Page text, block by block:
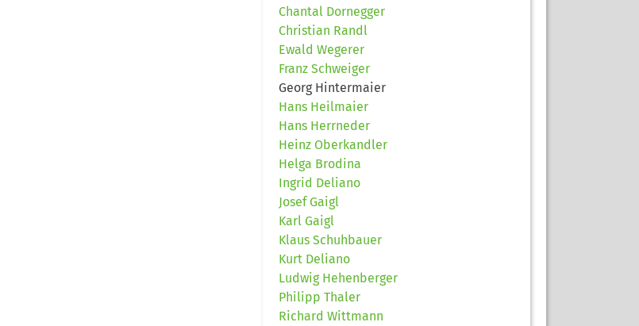
Chantal Dornegger
Christian Randl
Ewald Wegerer
Franz Schweiger
Georg Hintermaier
Hans Heilmaier
Hans Herrneder
Heinz Oberkandler
Helga Brodina
Ingrid Deliano
Josef Gaigl
Karl Gaigl
Klaus Schuhbauer
Kurt Deliano
Ludwig Hehenberger
Philipp Thaler
Richard Wittmann